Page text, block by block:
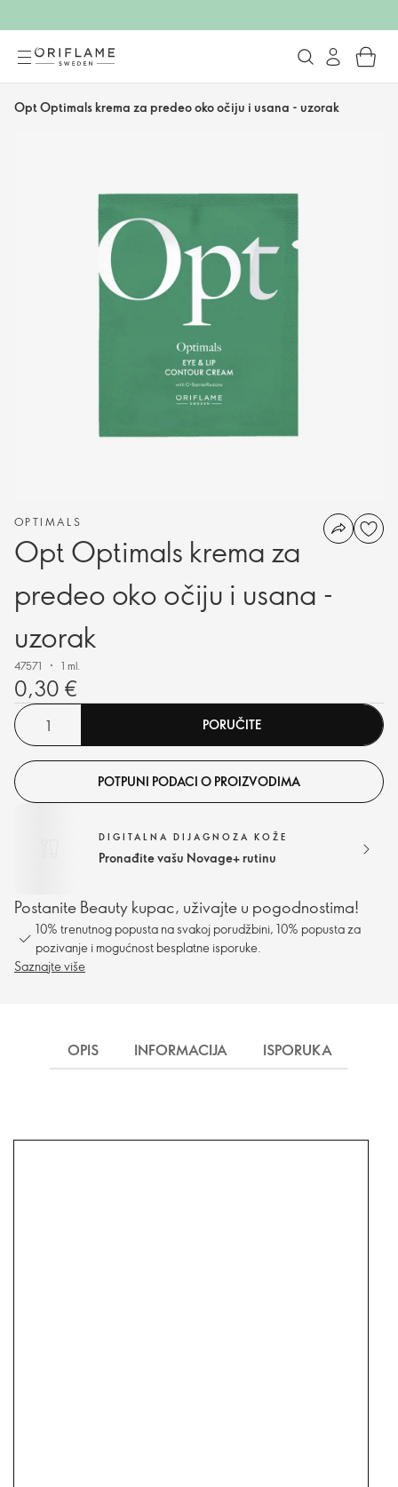
Opt Optimals krema za predeo oko očiju i usana - uzorak
OPTIMALS
Opt Optimals krema za
predeo oko očiju i usana -
uzorak
47571 1 ml.
0,30 €
PORUČITE
POTPUNI PODACI O PROIZVODIMA
DIGITALNA DIJAGNOZA KOŽE
Pronađite vašu Novage+ rutinu
Postanite Beauty kupac, uživajte u pogodnostima!
10% trenutnog popusta na svakoj porudžbini, 10% popusta za
pozivanje i mogućnost besplatne isporuke.
Saznajte više
OPIS INFORMACIJA ISPORUKA